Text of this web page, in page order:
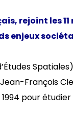
, rejoint les
enjeux
François
pour